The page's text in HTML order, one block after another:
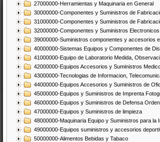
27000000-Herramientas y Maquinaria en General
30000000-Componentes y Suministros de
31000000-Componentes y Suministros de
32000000-Componentes y Suministros Electronicos
39000000-Suministros componentes y accesorios
40000000-Sistemas Equipos y Componentes de
41000000-Equipo de Laboratorio Medida,
42000000-Equipos Accesorios y Suministros
43000000-Tecnologias de Informacion,
44000000-Equipos Accesorios y Suministros de
45000000-Equipos y Suministros de Imprenta
46000000-Equipos y Suministros de Defensa
47000000-Equipos y Suministros de limpieza
48000000-Maquinaria Equipo y Suministros para la
49000000-Equipos suministros y accesorios
50000000-Alimentos Bebidas y Tabaco